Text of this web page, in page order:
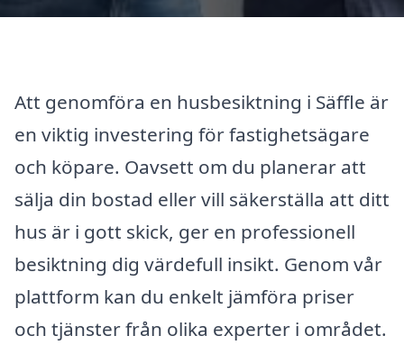
Att genomföra en husbesiktning i Säffle är
en viktig investering för fastighetsägare
och köpare. Oavsett om du planerar att
sälja din bostad eller vill säkerställa att ditt
hus är i gott skick, ger en professionell
besiktning dig värdefull insikt. Genom vår
plattform kan du enkelt jämföra priser
och tjänster från olika experter i området.